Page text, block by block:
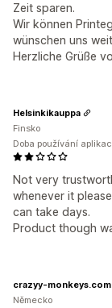
Zeit sparen.
Wir können
wünschen uns
Herzliche Grüße
Not very
whenever it
can take days.
Product though
Helsinkikauppa
Finsko
Doba používání
crazyy-monkeys.com
Německo